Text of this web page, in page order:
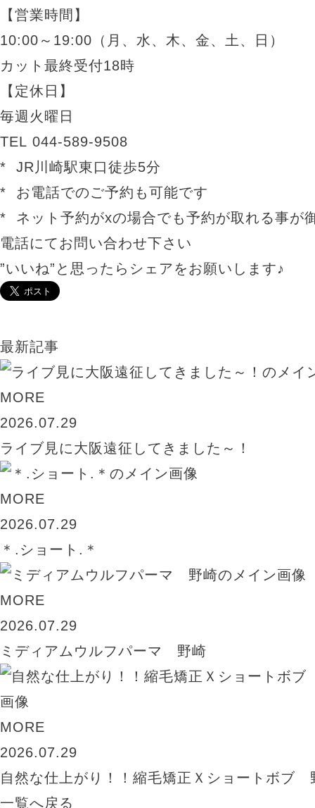
【営業時間】
10:00～19:00（月、水、木、金、土、日）
カット最終受付18時
【定休日】
毎週火曜日
TEL 044-589-9508
* JR川崎駅東口徒歩5分
* お電話でのご予約も可能です
* ネット予約がxの場合でも予約が取れる事が
電話にてお問い合わせ下さい
”いいね”と思ったらシェアをお願いします♪
最新記事
MORE
2026.07.29
ライブ見に大阪遠征してきました～！
MORE
2026.07.29
＊.ショート.＊
MORE
2026.07.29
ミディアムウルフパーマ 野崎
MORE
2026.07.29
自然な仕上がり！！縮毛矯正Ｘショートボブ
一覧へ戻る